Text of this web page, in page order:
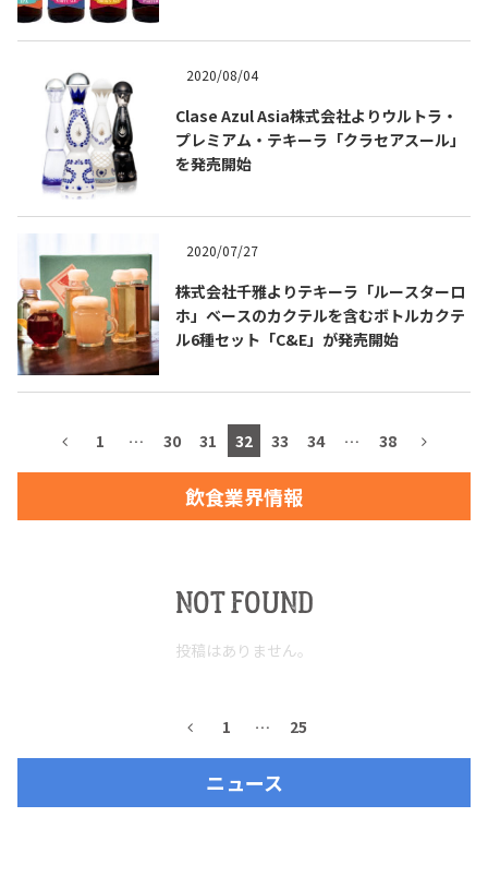
TEQUILA JOURNAL
About
テキーラのつくり方 テキーラマーケット
テキーラの飲み方
メキシコ料理 メキシコ旅行
メキシコの記念日
イベント一覧
テキーラ・メスカルが 飲めるバー
＆レストラン
お問合せ プライバシーポリシー サイトマップ
2020/08/04
Clase Azul Asia株式会社よりウルトラ・
プレミアム・テキーラ「クラセアスール」
を発売開始
2020/07/27
株式会社千雅よりテキーラ「ルースターロ
ホ」ベースのカクテルを含むボトルカクテ
ル6種セット「C&E」が発売開始
1 … 30 31 32 33 34 … 38
飲食業界情報
NOT FOUND
投稿はありません。
1 … 25
ニュース